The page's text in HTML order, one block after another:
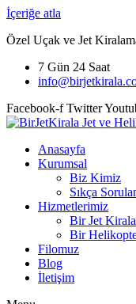
İçeriğe atla
Özel Uçak ve Jet
7 Gün 24 Saat
Facebook-f Twitter
Anasayfa
Kurumsal
Biz Kimiz
Sıkça
Hizmetlerimiz
Bir Jet Kirala
Bir
Filomuz
Blog
İletişim